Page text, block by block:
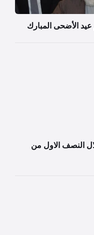
الأضحى المبارك
النصف الاول من